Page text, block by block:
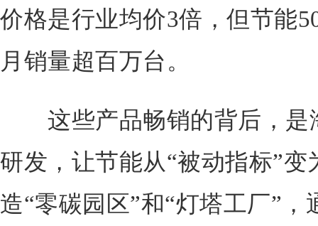
价格是行业均价3倍，但节能
月销量超百万台。
这些产品畅销的背后，是
研发，让节能从“被动指标”变
造“零碳园区”和“灯塔工厂”